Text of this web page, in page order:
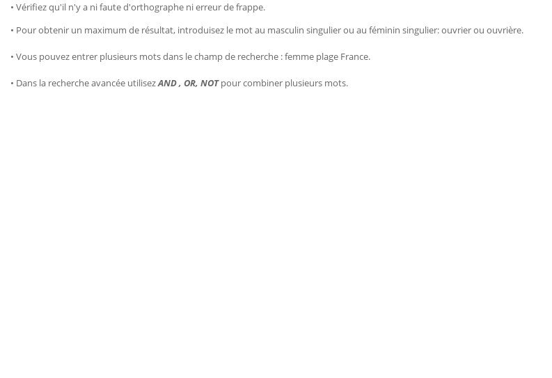
• Vérifiez qu'il n'y a ni faute d'orthographe ni erreur de frappe.
• Pour obtenir un maximum de résultat, introduisez le mot au masculin singulier ou au féminin singulier: ouvrier ou ouvrière.
• Vous pouvez entrer plusieurs mots dans le champ de recherche : femme plage France.
• Dans la recherche avancée utilisezAND , OR, NOTpour combiner plusieurs mots.